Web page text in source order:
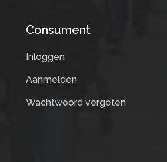
Consument
Inloggen
Aanmelden
Wachtwoord vergeten